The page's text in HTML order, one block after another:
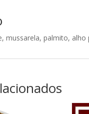
mussarela, palmito,